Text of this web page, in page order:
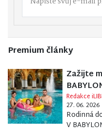
Premium články
Zažijte
Redakce
27. 06. 2026
Rodinná
V